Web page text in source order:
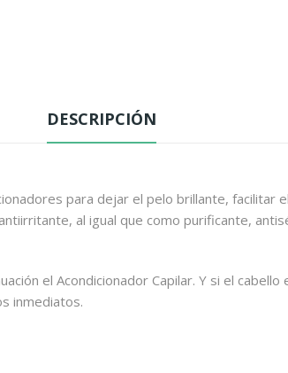
DESCRIPCIÓN
para dejar el pelo brillante, facilitar
al igual que como purificante,
el Acondicionador Capilar. Y si el
inmediatos.